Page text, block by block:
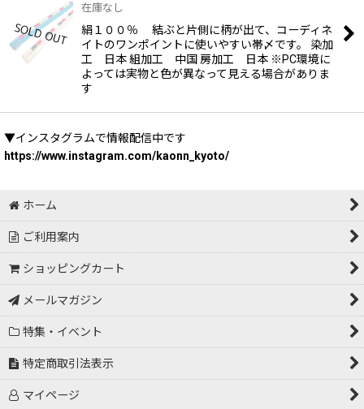
在庫なし
絹１００％ 結ぶと片側に柄が出て、コーディネ
イトのワンポイントに使いやすい帯〆です。 染加
工 日本 組加工 中国 房加工 日本 ※PC環境に
よっては実物と色が異なって見える場合がありま
す
▼インスタグラムで情報配信中です
https://www.instagram.com/kaonn_kyoto/
ホーム
ご利用案内
ショッピングカート
メールマガジン
特集・イベント
特定商取引法表示
マイページ